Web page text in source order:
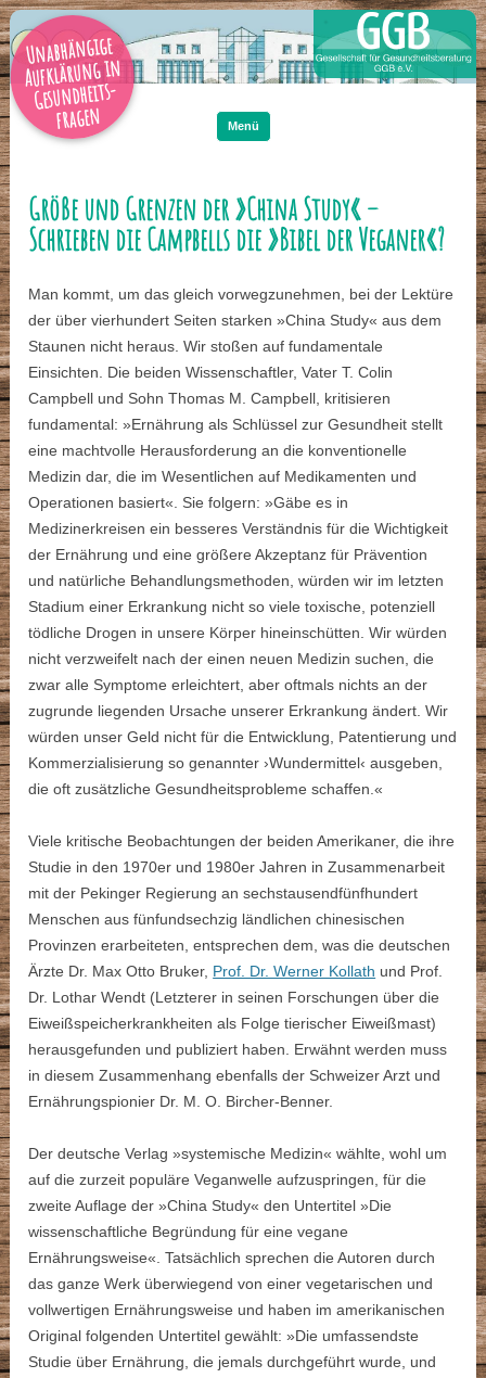
Unabhängige
Aufklärung in
Gesundheits-
fragen Menü
Größe und Grenzen der »China Study« –
Schrieben die Campbells die »Bibel der Veganer«?
Man kommt, um das gleich vorwegzunehmen, bei der Lektüre
der über vierhundert Seiten starken »China Study« aus dem
Staunen nicht heraus. Wir stoßen auf fundamentale
Einsichten. Die beiden Wissenschaftler, Vater T. Colin
Campbell und Sohn Thomas M. Campbell, kritisieren
fundamental: »Ernährung als Schlüssel zur Gesundheit stellt
eine machtvolle Herausforderung an die konventionelle
Medizin dar, die im Wesentlichen auf Medikamenten und
Operationen basiert«. Sie folgern: »Gäbe es in
Medizinerkreisen ein besseres Verständnis für die Wichtigkeit
der Ernährung und eine größere Akzeptanz für Prävention
und natürliche Behandlungsmethoden, würden wir im letzten
Stadium einer Erkrankung nicht so viele toxische, potenziell
tödliche Drogen in unsere Körper hineinschütten. Wir würden
nicht verzweifelt nach der einen neuen Medizin suchen, die
zwar alle Symptome erleichtert, aber oftmals nichts an der
zugrunde liegenden Ursache unserer Erkrankung ändert. Wir
würden unser Geld nicht für die Entwicklung, Patentierung und
Kommerzialisierung so genannter ›Wundermittel‹ ausgeben,
die oft zusätzliche Gesundheitsprobleme schaffen.«
Viele kritische Beobachtungen der beiden Amerikaner, die ihre
Studie in den 1970er und 1980er Jahren in Zusammenarbeit
mit der Pekinger Regierung an sechstausendfünfhundert
Menschen aus fünfundsechzig ländlichen chinesischen
Provinzen erarbeiteten, entsprechen dem, was die deutschen
Ärzte Dr. Max Otto Bruker, Prof. Dr. Werner Kollath und Prof.
Dr. Lothar Wendt (Letzterer in seinen Forschungen über die
Eiweißspeicherkrankheiten als Folge tierischer Eiweißmast)
herausgefunden und publiziert haben. Erwähnt werden muss
in diesem Zusammenhang ebenfalls der Schweizer Arzt und
Ernährungspionier Dr. M. O. Bircher-Benner.
Der deutsche Verlag »systemische Medizin« wählte, wohl um
auf die zurzeit populäre Veganwelle aufzuspringen, für die
zweite Auflage der »China Study« den Untertitel »Die
wissenschaftliche Begründung für eine vegane
Ernährungsweise«. Tatsächlich sprechen die Autoren durch
das ganze Werk überwiegend von einer vegetarischen und
vollwertigen Ernährungsweise und haben im amerikanischen
Original folgenden Untertitel gewählt: »Die umfassendste
Studie über Ernährung, die jemals durchgeführt wurde, und